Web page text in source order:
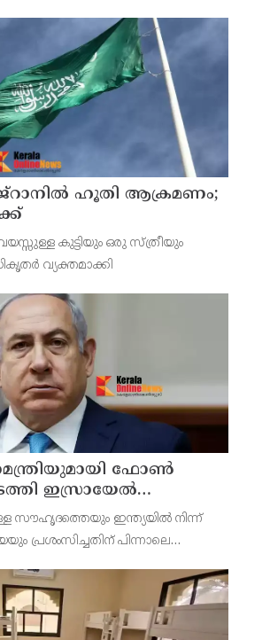
ഹൂതി ആക്രമണം;
വയസ്സുള്ള കുട്ടിയും ഒരു സ്ത്രീയും
വ്യക്തമാക്കി
ഫോൺ
ഇസ്രായേൽ
നെതന്യാഹു
സൗഹൃദത്തെയും ഇന്ത്യയിൽ നിന്ന്
പ്രശംസിച്ചതിന് പിന്നാലെ
ഫോൺ സംഭാഷണം നടത്തി. ഇരു രാജ